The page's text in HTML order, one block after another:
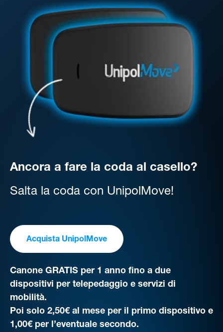
Ancora a fare la coda al casello?
Salta la coda con UnipolMove!
Acquista UnipolMove
Canone GRATIS per 1 anno fino a due
dispositivi per telepedaggio e servizi di
mobilità.
Poi solo 2,50€ al mese per il primo dispositivo e
1,00€ per l’eventuale secondo.